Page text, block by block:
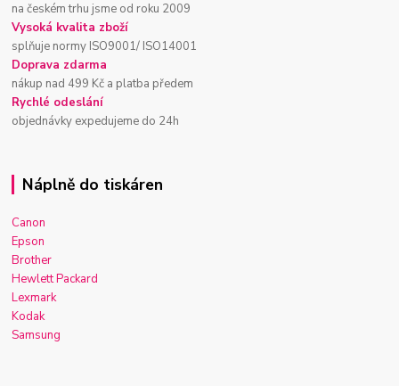
na českém trhu jsme od roku 2009
Vysoká kvalita zboží
splňuje normy ISO9001/ ISO14001
Doprava zdarma
nákup nad 499 Kč a platba předem
Rychlé odeslání
objednávky expedujeme do 24h
Náplně do tiskáren
Canon
Epson
Brother
Hewlett Packard
Lexmark
Kodak
Samsung